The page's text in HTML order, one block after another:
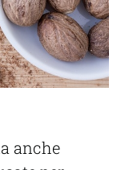
anche